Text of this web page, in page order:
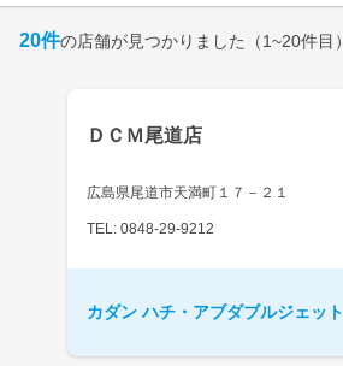
取扱店検索はこちら
20件の店舗が見つかりました （1~20件目）
ＤＣＭ尾道店
広島県尾道市天満町１７－２１
TEL: 0848-29-9212
カダン ハチ・アブダブルジェッ